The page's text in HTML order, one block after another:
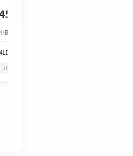
万円
田急小田原線 本厚木駅 バス約25分
バルコニーから花火